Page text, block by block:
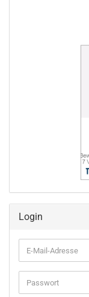
Login
E-
Mail-
Adresse
Passwort